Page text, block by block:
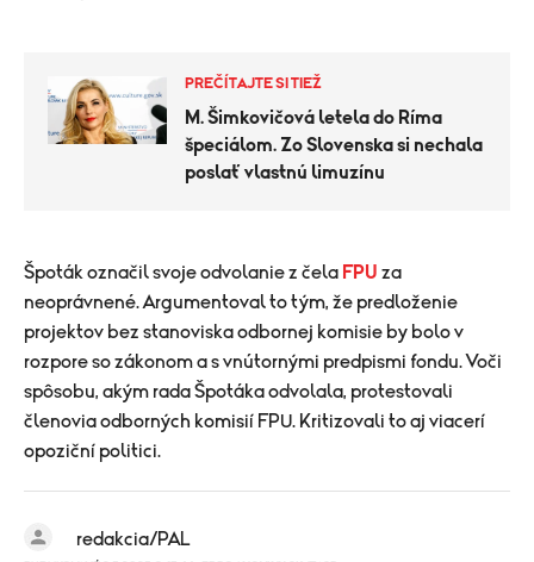
PREČÍTAJTE SI TIEŽ
M. Šimkovičová letela do Ríma
špeciálom. Zo Slovenska si nechala
poslať vlastnú limuzínu
Špoták označil svoje odvolanie z čela FPU za
neoprávnené. Argumentoval to tým, že predloženie
projektov bez stanoviska odbornej komisie by bolo v
rozpore so zákonom a s vnútornými predpismi fondu. Voči
spôsobu, akým rada Špotáka odvolala, protestovali
členovia odborných komisií FPU. Kritizovali to aj viacerí
opoziční politici.
redakcia/PAL